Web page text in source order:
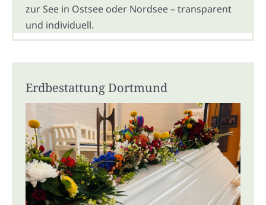
zur See in Ostsee oder Nordsee – transparent
und individuell.
Erdbestattung Dortmund